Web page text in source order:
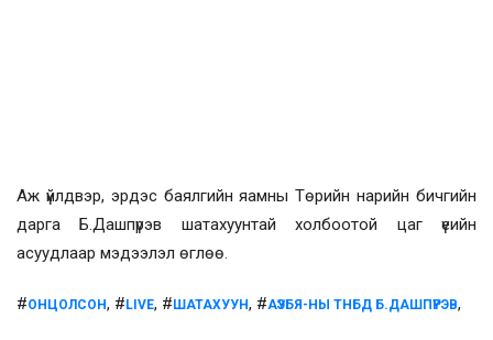
Аж үйлдвэр, эрдэс баялгийн яамны Төрийн нарийн бичгийн
дарга Б.Дашпүрэв шатахуунтай холбоотой цаг үеийн
асуудлаар мэдээлэл өглөө.
#ОНЦОЛСОН, # LIVE, # ШАТАХУУН, #АҮЭБЯ-НЫ ТНБД Б.ДАШПҮРЭВ,